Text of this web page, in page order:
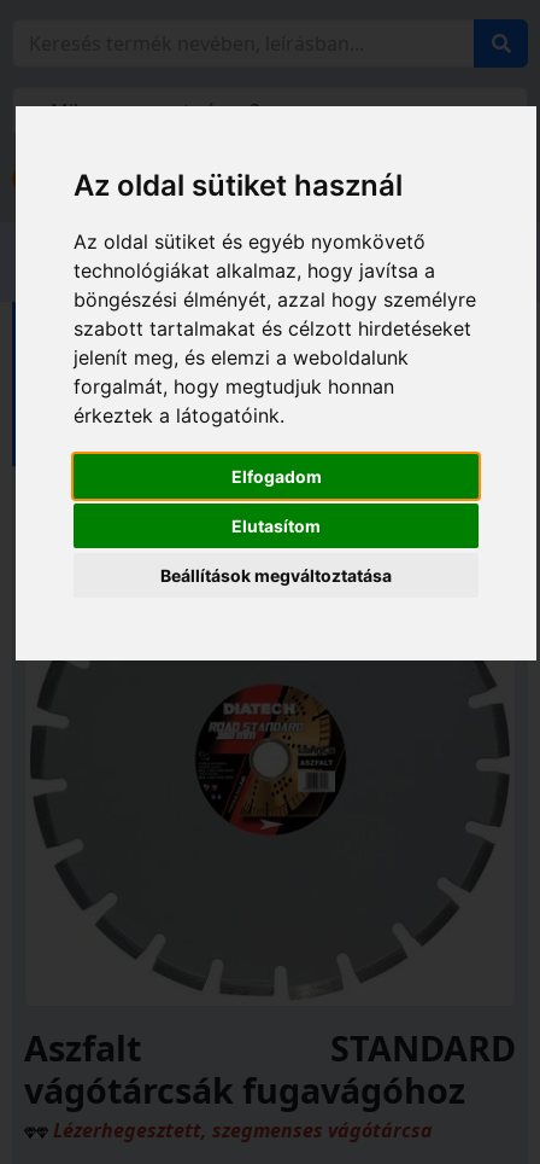
Az oldal sütiket használ
Az oldal sütiket és egyéb nyomkövető
technológiákat alkalmaz, hogy javítsa a
böngészési élményét, azzal hogy személyre
szabott tartalmakat és célzott hirdetéseket
jelenít meg, és elemzi a weboldalunk
forgalmát, hogy megtudjuk honnan
érkeztek a látogatóink.
Elfogadom
Elutasítom
Beállítások megváltoztatása
Fiókom
Diatech vágótárcsák
Vágótárcsák fugavágóhoz
Aszfalt vágótárcsák fugavágóhoz
Aszfalt STANDARD vágótárcsák fugavágóhoz
Aszfalt STANDARD
vágótárcsák fugavágóhoz
Lézerhegesztett, szegmenses vágótárcsa